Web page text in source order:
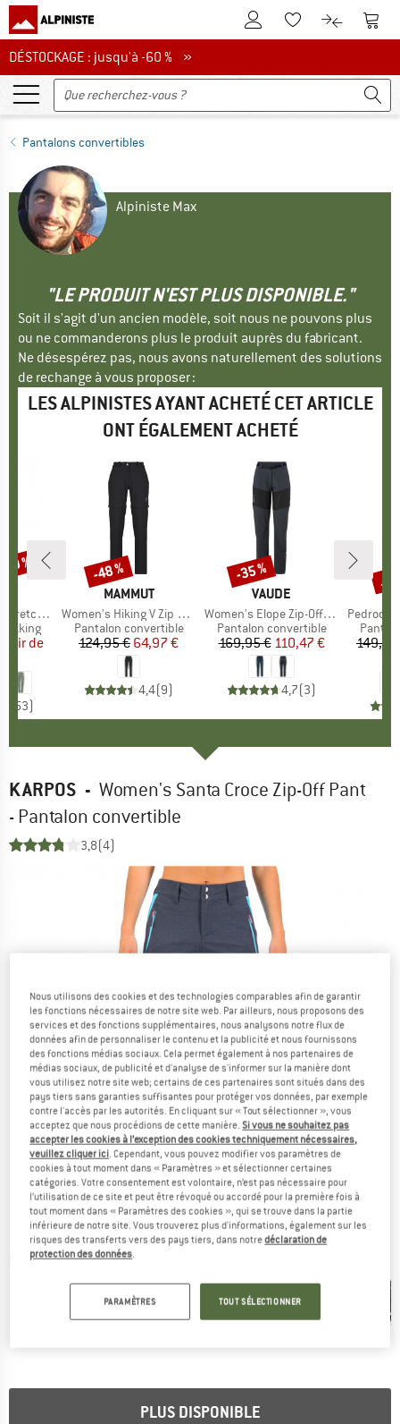
Vers le compte client
Vers la liste
Vers le
DÉSTOCKAGE : jusqu'à -60 %
DÉSTOCKAGE : jusqu'à -60 % »
Pantalons convertibles
Alpiniste Max
"LE PRODUIT N'EST PLUS DISPONIBLE."
Soit il s'agit d'un ancien modèle, soit nous ne pouvons plus
ou ne commanderons plus le produit auprès du fabricant.
Ne désespérez pas, nous avons naturellement des solutions
de rechange à vous proposer :
LES ALPINISTES AYANT ACHETÉ CET ARTICLE
ONT ÉGALEMENT ACHETÉ
Zip Pants II
réduit
de
53)
%
MARQUE
MAMMUT
Article
Women's Hiking V Zip Off Pants
Product group
Pantalon convertible
Prix
124,95 €Prix réduit
64,97 €
4,4(9)
Remise
-48 %
MARQUE
VAUDE
Article
Women's Elope Zip-Off Pants
Product group
Pantalon convertible
Prix
169,95 €Prix réduit
110,47 €
4,7(3)
Remise
-35 %
Article
Pedroc 3
KARPOS - Women's Santa Croce Zip-Off Pant
- Pantalon convertible
3,8(4)
Photos détaillées
PLUS DISPONIBLE
Nous utilisons des cookies et des technologies comparables afin de garantir
les fonctions nécessaires de notre site web. Par ailleurs, nous proposons des
services et des fonctions supplémentaires, nous analysons notre flux de
données afin de personnaliser le contenu et la publicité et nous fournissons
des fonctions médias sociaux. Cela permet également à nos partenaires de
médias sociaux, de publicité et d'analyse de s'informer sur la manière dont
vous utilisez notre site web; certains de ces partenaires sont situés dans des
pays tiers sans garanties suffisantes pour protéger vos données, par exemple
contre l'accès par les autorités. En cliquant sur « Tout sélectionner », vous
acceptez que nous procédions de cette manière.Si vous ne souhaitez pas
accepter les cookies à l’exception des cookies techniquement nécessaires,
veuillez cliquer ici. Cependant, vous pouvez modifier vos paramètres de
cookies à tout moment dans « Paramètres » et sélectionner certaines
catégories. Votre consentement est volontaire, n’est pas nécessaire pour
l’utilisation de ce site et peut être révoqué ou accordé pour la première fois à
tout moment dans « Paramètres des cookies », qui se trouve dans la partie
inférieure de notre site. Vous trouverez plus d'informations, également sur les
risques des transferts vers des pays tiers, dans notredéclaration de
protection des données.
PARAMÈTRES TOUT SÉLECTIONNER